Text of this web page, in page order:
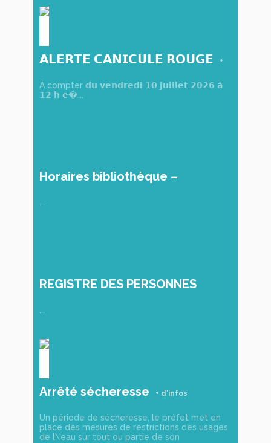
𝗔𝗟𝗘𝗥𝗧𝗘 𝗖𝗔𝗡𝗜𝗖𝗨𝗟𝗘 𝗥𝗢𝗨𝗚𝗘
À compter 𝗱𝘂 𝘃𝗲𝗻𝗱𝗿𝗲𝗱𝗶 𝟭𝟬 𝗷𝘂𝗶𝗹𝗹𝗲𝘁 𝟮𝟬𝟮𝟲 𝗮̀
𝟭𝟮 𝗵 𝗲�...
Horaires bibliothèque –
REGISTRE DES PERSONNES
Arrêté sécheresse
Un période de sécheresse, le préfet met en
place des mesures de restrictions des usages
de l\'eau sur tout ou partie de son